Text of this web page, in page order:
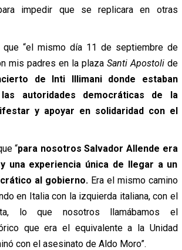
impedir que se replicara en otras
que “el mismo día 11 de septiembre de
mis padres en la plaza Santi Apostolide
de Inti Illimani donde estaban
autoridades democráticas de la
y apoyar en solidaridad con el
“para nosotros Salvador Allende era
una experiencia única de llegar a un
al gobierno. Era el mismo camino
en Italia con la izquierda italiana, con el
lo que nosotros llamábamos el
que era el equivalente a la Unidad
con el asesinato de Aldo Moro”.